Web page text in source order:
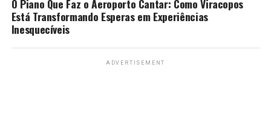
O Piano Que Faz o Aeroporto Cantar: Como Viracopos
Está Transformando Esperas em Experiências
Inesquecíveis
ADVERTISEMENT